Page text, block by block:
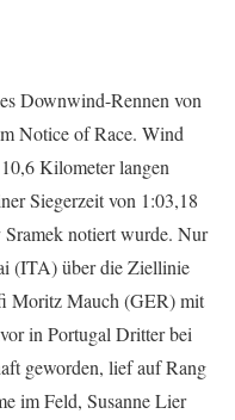
Downwind-Rennen von
Notice of Race. Wind
Kilometer langen
Siegerzeit von 1:03,18
notiert wurde. Nur
(ITA) über die Ziellinie
Moritz Mauch (GER) mit
in Portugal Dritter bei
geworden, lief auf Rang
im Feld, Susanne Lier